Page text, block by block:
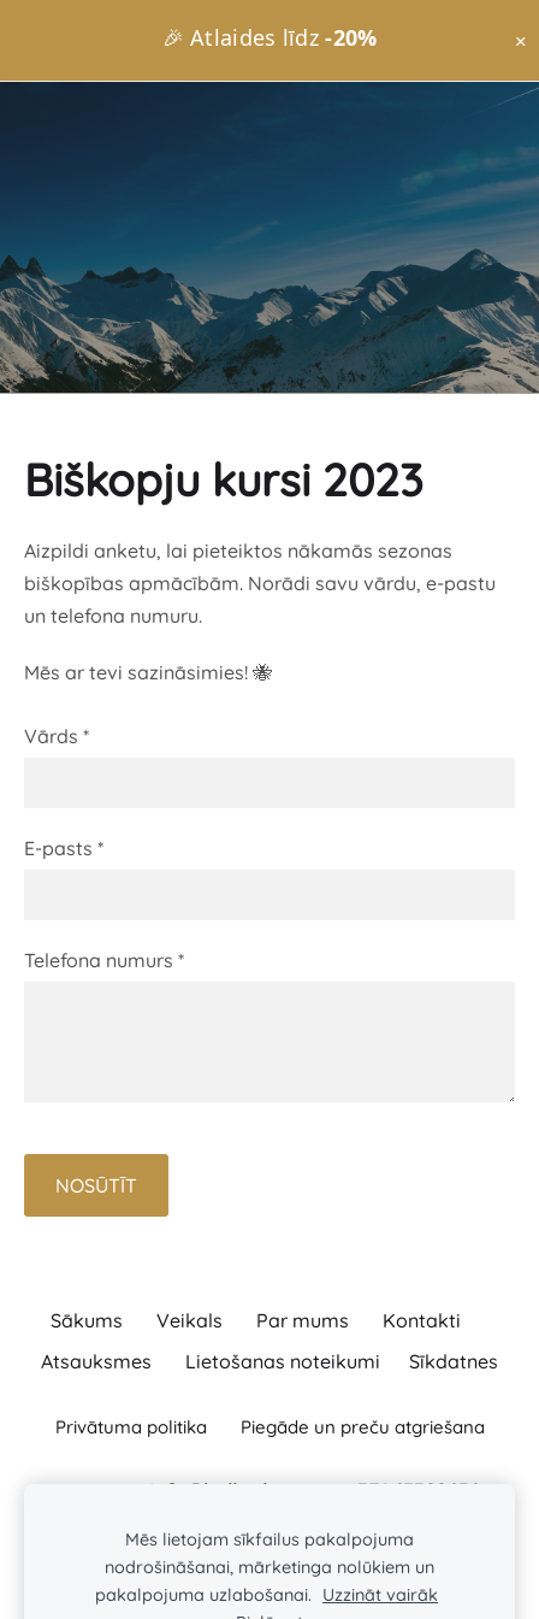
🎉 Atlaides līdz-20% ×
Biškopju kursi 2023
Aizpildi anketu, lai pieteiktos nākamās sezonas
biškopības apmācībām. Norādi savu vārdu, e-pastu
un telefona numuru.
Mēs ar tevi sazināsimies! 🐝
Vārds *
E-pasts *
Telefona numurs *
Sākums Veikals Par mums
Kontakti
Atsauksmes
Lietošanas noteikumi Sīkdatnes
Privātuma politika Piegāde un preču atgriešana
info@ballas.lv +371 63322656
Baļļas, Kuldīgas novads, Turlavas pagasts, LV-3329
Reģ. Nr. : 46101008197
Mēs lietojam sīkfailus pakalpojuma
nodrošināšanai, mārketinga nolūkiem un
pakalpojuma uzlabošanai.
Uzzināt vairāk